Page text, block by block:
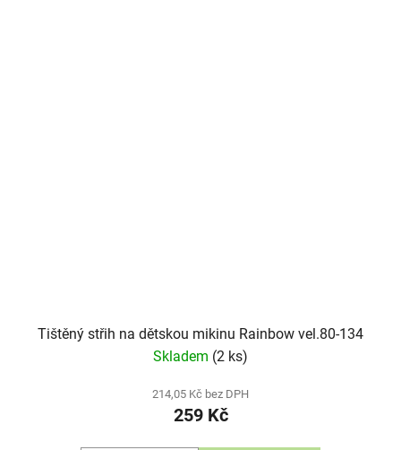
Tištěný střih na dětskou mikinu Rainbow vel.80-134
Skladem (2 ks)
214,05 Kč bez DPH
259 Kč